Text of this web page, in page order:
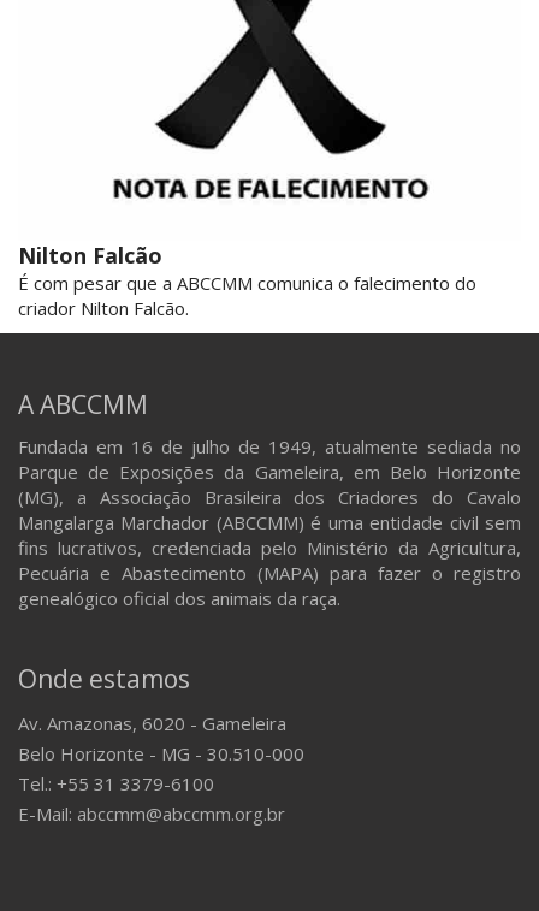
Nilton Falcão
É com pesar que a ABCCMM comunica o falecimento do
criador Nilton Falcão.
A ABCCMM
Fundada em 16 de julho de 1949, atualmente sediada no
Parque de Exposições da Gameleira, em Belo Horizonte
(MG), a Associação Brasileira dos Criadores do Cavalo
Mangalarga Marchador (ABCCMM) é uma entidade civil sem
fins lucrativos, credenciada pelo Ministério da Agricultura,
Pecuária e Abastecimento (MAPA) para fazer o registro
genealógico oficial dos animais da raça.
Onde estamos
Av. Amazonas, 6020 - Gameleira
Belo Horizonte - MG - 30.510-000
Tel.: +55 31 3379-6100
E-Mail: abccmm@abccmm.org.br